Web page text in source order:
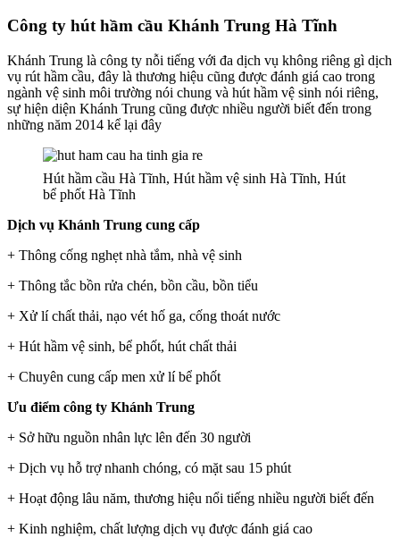
Công ty hút hầm cầu Khánh Trung Hà Tĩnh
Khánh Trung là công ty nỗi tiếng với đa dịch vụ không riêng gì dịch
vụ rút hầm cầu, đây là thương hiệu cũng được đánh giá cao trong
ngành vệ sinh môi trường nói chung và hút hầm vệ sinh nói riêng,
sự hiện diện Khánh Trung cũng được nhiều người biết đến trong
những năm 2014 kể lại đây
Hút hầm cầu Hà Tĩnh, Hút hầm vệ sinh Hà Tĩnh, Hút
bể phốt Hà Tĩnh
Dịch vụ Khánh Trung cung cấp
+ Thông cống nghẹt nhà tắm, nhà vệ sinh
+ Thông tắc bồn rửa chén, bồn cầu, bồn tiểu
+ Xử lí chất thải, nạo vét hố ga, cống thoát nước
+ Hút hầm vệ sinh, bể phốt, hút chất thải
+ Chuyên cung cấp men xử lí bể phốt
Ưu điểm công ty Khánh Trung
+ Sở hữu nguồn nhân lực lên đến 30 người
+ Dịch vụ hỗ trợ nhanh chóng, có mặt sau 15 phút
+ Hoạt động lâu năm, thương hiệu nổi tiếng nhiều người biết đến
+ Kinh nghiệm, chất lượng dịch vụ được đánh giá cao